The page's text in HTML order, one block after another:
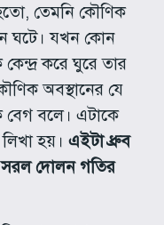
তেমনি কৌণিক
ঘটে। যখন কোন
করে ঘুরে তার
অবস্থানের যে
বেগ বলে। এটাকে
হয়। এইটা ধ্রুব
দোলন গতির